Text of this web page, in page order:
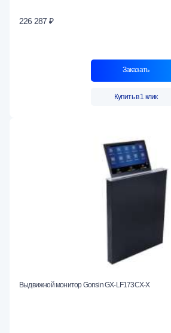
226 287 ₽
Заказать
Купить в 1 клик
Выдвижной монитор Gonsin GX-LF173CX-X